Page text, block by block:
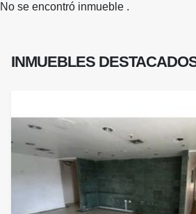
No se encontró inmueble .
INMUEBLES